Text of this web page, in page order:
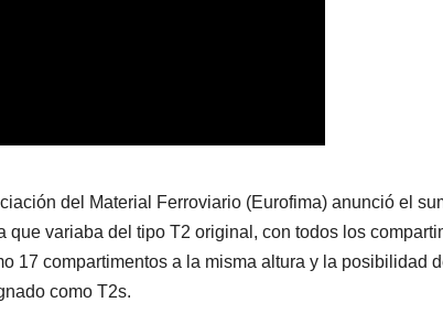
del Material Ferroviario (Eurofima) anunció el
variaba del tipo T2 original, con todos los
17 compartimentos a la misma altura y la posibilidad
como T2s.